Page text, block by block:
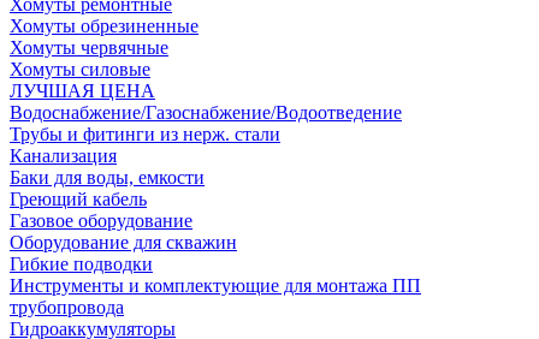
Хомуты ремонтные
Хомуты обрезиненные
Хомуты червячные
Хомуты силовые
ЛУЧШАЯ ЦЕНА
Водоснабжение/Газоснабжение/Водоотведение
Трубы и фитинги из нерж. стали
Канализация
Баки для воды, емкости
Греющий кабель
Газовое оборудование
Оборудование для скважин
Гибкие подводки
Инструменты и комплектующие для монтажа ПП
трубопровода
Гидроаккумуляторы